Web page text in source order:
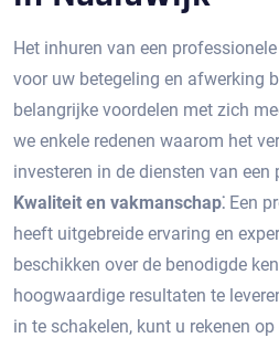
Het inhuren van een
voor uw betegeling en afwerking
belangrijke voordelen met zich
we enkele redenen waarom het
investeren in de diensten van een
Kwaliteit en vakmanschap⁚ Een
heeft uitgebreide ervaring en
beschikken over de benodigde
hoogwaardige resultaten te
in te schakelen, kunt u rekenen